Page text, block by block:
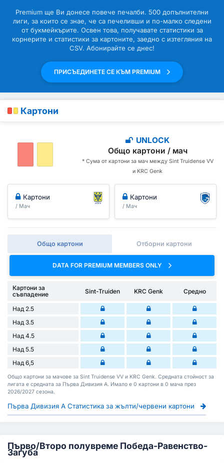
Premium ще Ви донесе повече печалби. 500 допълнителни
лиги, за които се знае, че са печеливши и по-малко следени
от букмейкърите. Освен това, получавате статистики за
корнерите и статистики за картоните, заедно с изтегляния на
CSV. Абонирайте се днес!
ПРИСЪЕДИНЕТЕ СЕ КЪМ PREMIUM
Картони
UNLOCK
Общо картони / мач
* Сума от картони за мач между Sint Truidense VV
и KRC Genk
Картони
/ Мач
Картони
/ Мач
Общо картони Отборни картони
DATA FOR PREMIUM MEMBERS ONLY
Картони за
съвпадение
Sint-Truiden KRC Genk Средно
Над 2.5
Над 3.5
Над 4.5
Над 5.5
Над 6,5
Общо картони за мачове за Sint Truidense VV и KRC Genk. Средната стойност за
лигата е средната за Първа Дивизия А. Имало е 0 картони в 0 мача през
2026/2027 сезона.
Първа Дивизия А Статистика за жълти/червени картони
Първо/Второ полувреме Победа-Равенство-
Загуба